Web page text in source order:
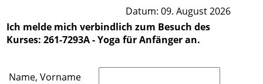
Datum: 09. August 2026
Ich melde mich verbindlich zum Besuch des
Kurses: 261-7293A - Yoga für Anfänger an.
Name, Vorname